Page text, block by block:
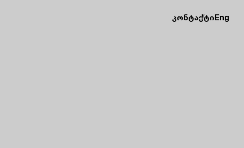
კონტაქტი Eng